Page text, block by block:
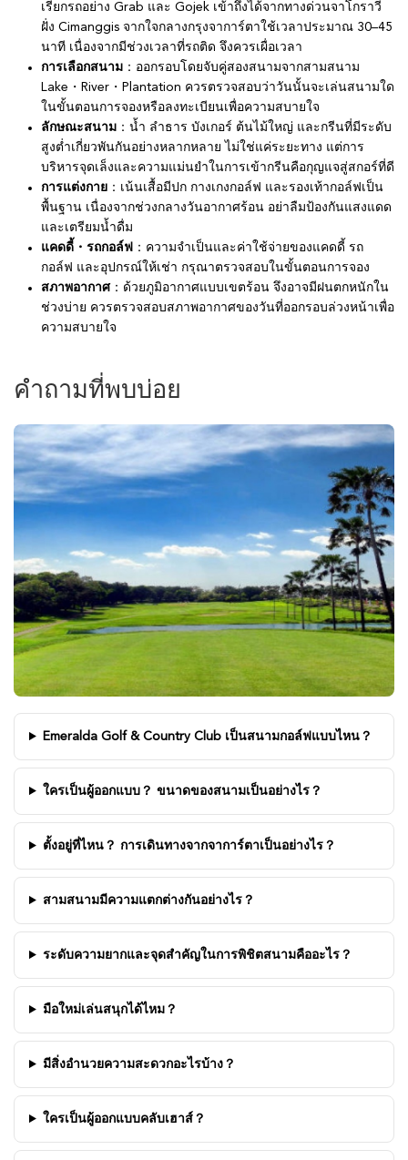
เรียกรถอย่าง Grab และ Gojek เข้าถึงได้จากทางด่วนจาโกราวี
ฝั่ง Cimanggis จากใจกลางกรุงจาการ์ตาใช้เวลาประมาณ 30–45
นาที เนื่องจากมีช่วงเวลาที่รถติด จึงควรเผื่อเวลา
การเลือกสนาม ：ออกรอบโดยจับคู่สองสนามจากสามสนาม
Lake・River・Plantation ควรตรวจสอบว่าวันนั้นจะเล่นสนามใด
ในขั้นตอนการจองหรือลงทะเบียนเพื่อความสบายใจ
ลักษณะสนาม ：น้ำ ลำธาร บังเกอร์ ต้นไม้ใหญ่ และกรีนที่มีระดับ
สูงต่ำเกี่ยวพันกันอย่างหลากหลาย ไม่ใช่แค่ระยะทาง แต่การ
บริหารจุดเล็งและความแม่นยำในการเข้ากรีนคือกุญแจสู่สกอร์ที่ดี
การแต่งกาย ：เน้นเสื้อมีปก กางเกงกอล์ฟ และรองเท้ากอล์ฟเป็น
พื้นฐาน เนื่องจากช่วงกลางวันอากาศร้อน อย่าลืมป้องกันแสงแดด
และเตรียมน้ำดื่ม
แคดดี้・รถกอล์ฟ ：ความจำเป็นและค่าใช้จ่ายของแคดดี้ รถ
กอล์ฟ และอุปกรณ์ให้เช่า กรุณาตรวจสอบในขั้นตอนการจอง
สภาพอากาศ：ด้วยภูมิอากาศแบบเขตร้อน จึงอาจมีฝนตกหนักใน
ช่วงบ่าย ควรตรวจสอบสภาพอากาศของวันที่ออกรอบล่วงหน้าเพื่อ
ความสบายใจ
คำถามที่พบบ่อย
Emeralda Golf & Country Club เป็นสนามกอล์ฟแบบไหน？
ใครเป็นผู้ออกแบบ？ ขนาดของสนามเป็นอย่างไร？
ตั้งอยู่ที่ไหน？ การเดินทางจากจาการ์ตาเป็นอย่างไร？
สามสนามมีความแตกต่างกันอย่างไร？
ระดับความยากและจุดสำคัญในการพิชิตสนามคืออะไร？
มือใหม่เล่นสนุกได้ไหม？
มีสิ่งอำนวยความสะดวกอะไรบ้าง？
ใครเป็นผู้ออกแบบคลับเฮาส์？